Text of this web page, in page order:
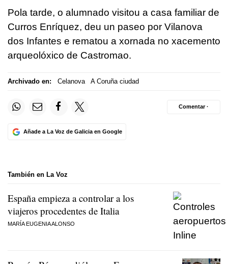
Pola tarde, o alumnado visitou a casa familiar de
Curros Enríquez, deu un paseo por Vilanova
dos Infantes e rematou a xornada no xacemento
arqueolóxico de Castromao.
Archivado en: Celanova A Coruña ciudad
Añade a La Voz de Galicia en Google
Comentar ·
También en La Voz
España empieza a controlar a los
viajeros procedentes de Italia
MARÍA EUGENIA ALONSO